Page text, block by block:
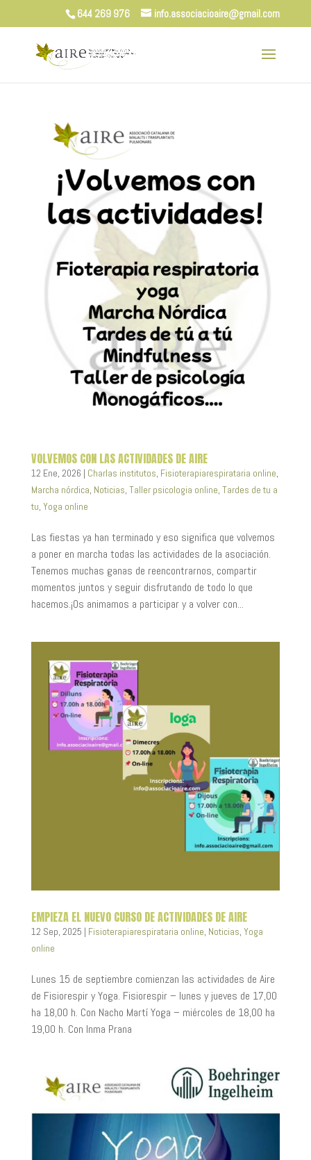
644 269 976 info.associacioaire@gmail.com
VOLVEMOS CON LAS ACTIVIDADES DE AIRE
12 Ene, 2026 | Charlas institutos, Fisioterapiarespirataria online,
Marcha nórdica, Noticias, Taller psicologia online, Tardes de tu a
tu, Yoga online
Las fiestas ya han terminado y eso significa que volvemos
a poner en marcha todas las actividades de la asociación.
Tenemos muchas ganas de reencontrarnos, compartir
momentos juntos y seguir disfrutando de todo lo que
hacemos.¡Os animamos a participar y a volver con...
EMPIEZA EL NUEVO CURSO DE ACTIVIDADES DE AIRE
12 Sep, 2025 | Fisioterapiarespirataria online, Noticias, Yoga
online
Lunes 15 de septiembre comienzan las actividades de Aire
de Fisiorespir y Yoga. Fisiorespir – lunes y jueves de 17,00
ha 18,00 h. Con Nacho Martí Yoga – miércoles de 18,00 ha
19,00 h. Con Inma Prana